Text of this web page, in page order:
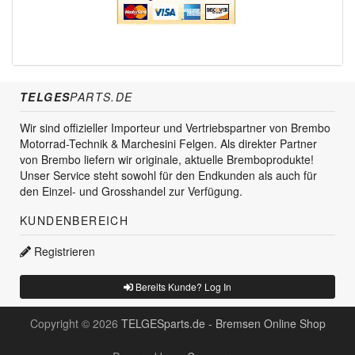
TELGESPARTS.DE
Wir sind offizieller Importeur und Vertriebspartner von Brembo
Motorrad-Technik & Marchesini Felgen. Als direkter Partner
von Brembo liefern wir originale, aktuelle Bremboprodukte!
Unser Service steht sowohl für den Endkunden als auch für
den Einzel- und Grosshandel zur Verfügung.
KUNDENBEREICH
Registrieren
Bereits Kunde? Log In
Copyright © 2026 TELGESparts.de - Bremsen Online Shop